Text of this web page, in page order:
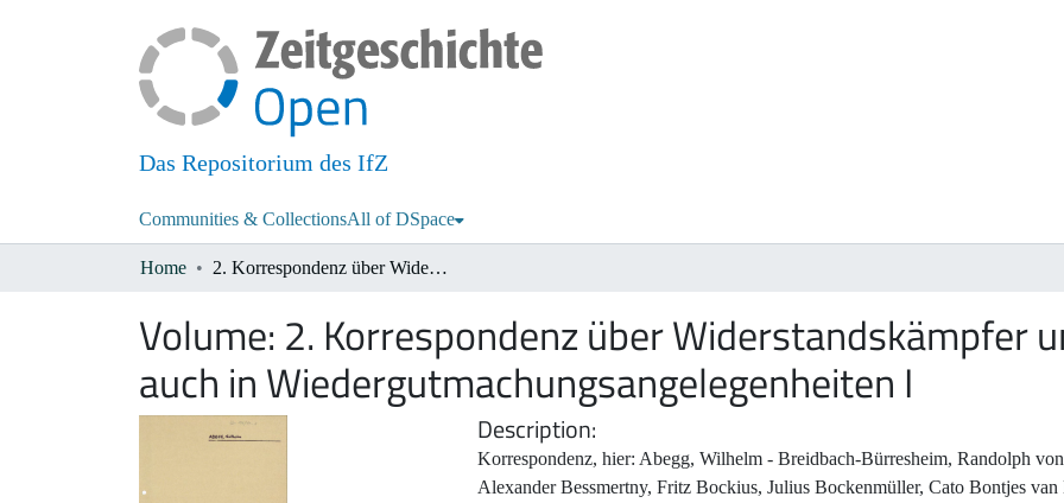
Das Repositorium des IfZ
Communities & CollectionsAll of DSpace
Home 2. Korrespondenz über Widerstandskämpfer und Verfolgte, vielfach auch in Wiedergutmachungsangelegenheiten I
Volume: 2. Korrespondenz über Widerstandskämpfer
auch in Wiedergutmachungsangelegenheiten I
Description
Korrespondenz, hier: Abegg, Wilhelm - Breidbach-Bürresheim, Randolph
Alexander Bessmertny, Fritz Bockius, Julius Bockenmüller, Cato Bontjes van